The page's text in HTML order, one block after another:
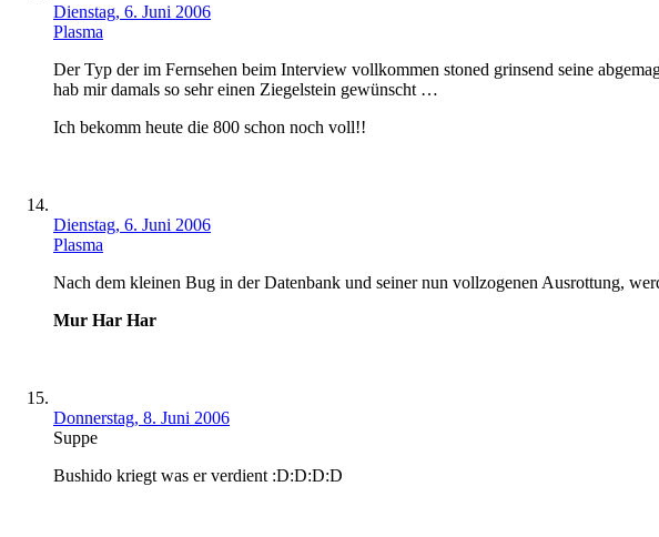
Dienstag, 6. Juni 2006
Plasma
Der Typ der im Fernsehen beim Interview vollkommen stoned grinsend seine
hab mir damals so sehr einen Ziegelstein gewünscht …
Ich bekomm heute die 800 schon noch voll!!
Dienstag, 6. Juni 2006
Plasma
Nach dem kleinen Bug in der Datenbank und seiner nun vollzogenen Ausrottung,
Mur Har Har
Donnerstag, 8. Juni 2006
Suppe
Bushido kriegt was er verdient :D:D:D:D